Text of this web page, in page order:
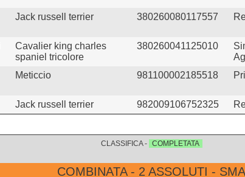
Jack russell terrier 380260080117557
Cavalier king charles
spaniel tricolore
380260041125010
Meticcio 981100002185518
Jack russell terrier 982009106752325
CLASSIFICA - COMPLETATA
COMBINATA - 2 ASSOLUTI -